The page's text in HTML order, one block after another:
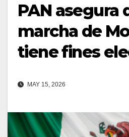
PAN asegura
marcha de
tiene fines
MAY 15, 2026